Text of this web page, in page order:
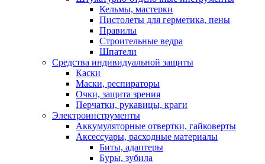
Кельмы, мастерки
Пистолеты для герметика, пены
Правилы
Строительные ведра
Шпатели
Средства индивидуальной защиты
Каски
Маски, респираторы
Очки, защита зрения
Перчатки, рукавицы, краги
Электроинструменты
Аккумуляторные отвертки, гайковерты
Аксессуары, расходные материалы
Биты, адаптеры
Буры, зубила